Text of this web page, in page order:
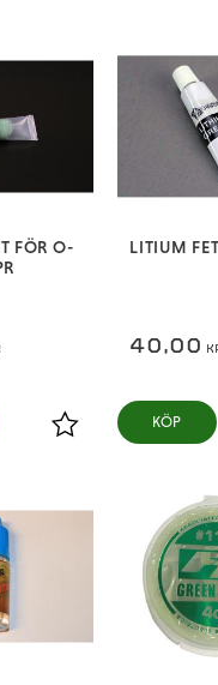
FÖR O-
Lägg till i favoriter
LITIUM
40,00
KÖP